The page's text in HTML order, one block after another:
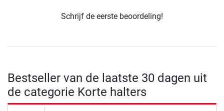
Schrijf de eerste beoordeling!
Bestseller van de laatste 30 dagen uit
de categorie Korte halters